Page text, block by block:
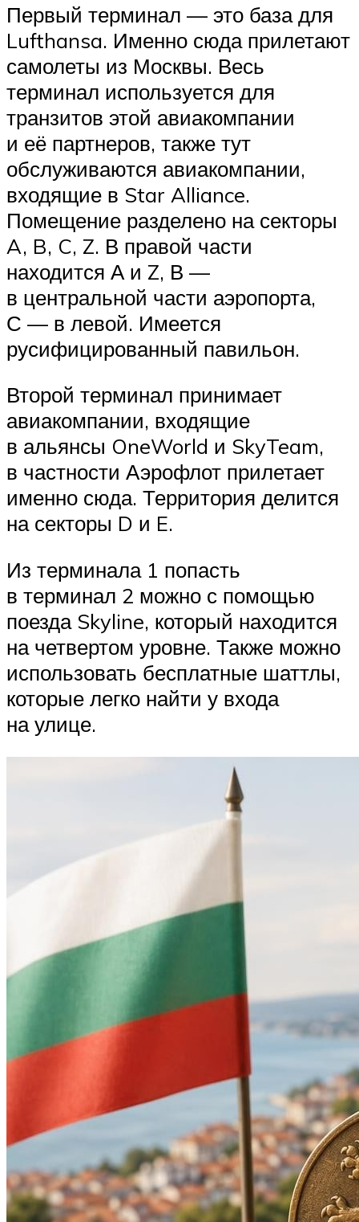
Первый терминал — это база для
Lufthansa. Именно сюда прилетают
самолеты из Москвы. Весь
терминал используется для
транзитов этой авиакомпании
и её партнеров, также тут
обслуживаются авиакомпании,
входящие в Star Alliance.
Помещение разделено на секторы
A, B, C, Z. В правой части
находится А и Z, В —
в центральной части аэропорта,
С — в левой. Имеется
русифицированный павильон.
Второй терминал принимает
авиакомпании, входящие
в альянсы OneWorld и SkyTeam,
в частности Аэрофлот прилетает
именно сюда. Территория делится
на секторы D и E.
Из терминала 1 попасть
в терминал 2 можно с помощью
поезда Skyline, который находится
на четвертом уровне. Также можно
использовать бесплатные шаттлы,
которые легко найти у входа
на улице.